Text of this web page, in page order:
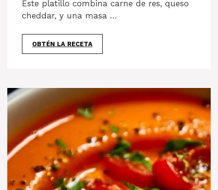
Este platillo combina carne de res, queso
cheddar, y una masa …
OBTÉN LA RECETA